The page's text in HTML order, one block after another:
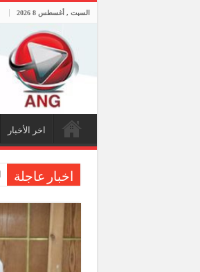
السبت , أغسطس 8 2026
اخر الأخبار
اخبار عاجلة